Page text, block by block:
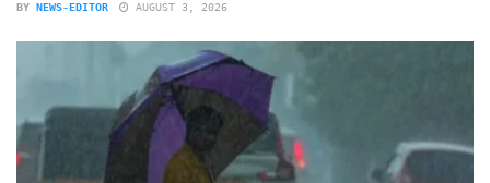
BY NEWS-EDITOR AUGUST 3, 2026